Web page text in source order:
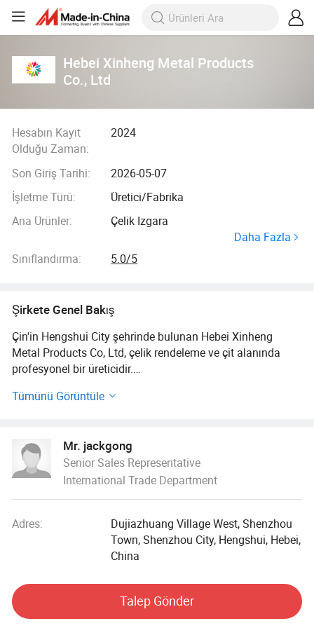
Hebei Xinheng Metal Products
Co., Ltd
Hesabın Kayıt
Olduğu Zaman:
2024
Son Giriş Tarihi:
2026-05-07
İşletme Türü:
Üretici/Fabrika
Ana Ürünler:
Çelik Izgara
Daha Fazla
Sınıflandırma:
5.0/5
Şirkete Genel Bakış
Çin'in Hengshui City şehrinde bulunan Hebei Xinheng
Metal Products Co, Ltd, çelik rendeleme ve çit alanında
profesyonel bir üreticidir.
Şirketin ana ürünleri: Çelik ızgaralar, basamak plakası,
renkli çelik muhafaza, PVC muhafaza, monte edilmiş
muhafaza, sandviç köpük muhafaza muhafazası
muhafazası muhafazası ve diğer muhafaza ürünleri.
teslimat, iyi hizmet" kurumsal amaçtır, kurumsal felsefenin
"ürün kalitesine ve yönetimin geliştirmesine odaklanma",
katı teknik özellik yönetimi ve ürün kalitesi mükemmelliği
çoğunluğunu tutarlı bir şekilde yüksek övgü toplamıştır.
Tümünü Görüntüle
Mr. jackgong
Senior Sales Representative
International Trade Department
Adres:
Dujiazhuang Village West, Shenzhou
Town, Shenzhou City, Hengshui, Hebei,
China
Talep Gönder